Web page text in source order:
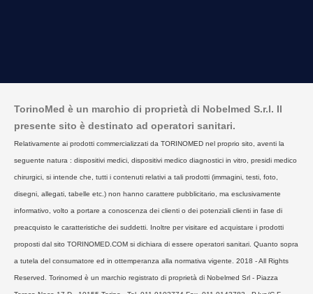
TorinoMed è un marchio di proprietà di Nobelmed S.r.l. Il
presente sito è destinato ad operatori sanitari.
Relativamente ai prodotti commercializzati da TORINOMED nel proprio sito, aventi la
seguente natura : dispositivi medici, dispositivi medico diagnostici in vitro, presidi medico
chirurgici, si intende che, tutti i contenuti relativi a tali prodotti (immagini, testi, foto,
disegni, allegati, tabelle etc.) non hanno carattere pubblicitario, ma esclusivamente
informativo, volto a portare a conoscenza dei clienti o dei potenziali clienti in fase di
preacquisto le caratteristiche dei suddetti. Inoltre per visitare ed acquistare i prodotti
proposti dal sito TORINOMED.COM si dichiara di essere operatori sanitari. Quanto sopra
a tutela del consumatore ed in ottemperanza alla normativa vigente. 2018 - All Rights
Reserved. Torinomed è un marchio registrato di proprietà di Nobelmed Srl - Piazza